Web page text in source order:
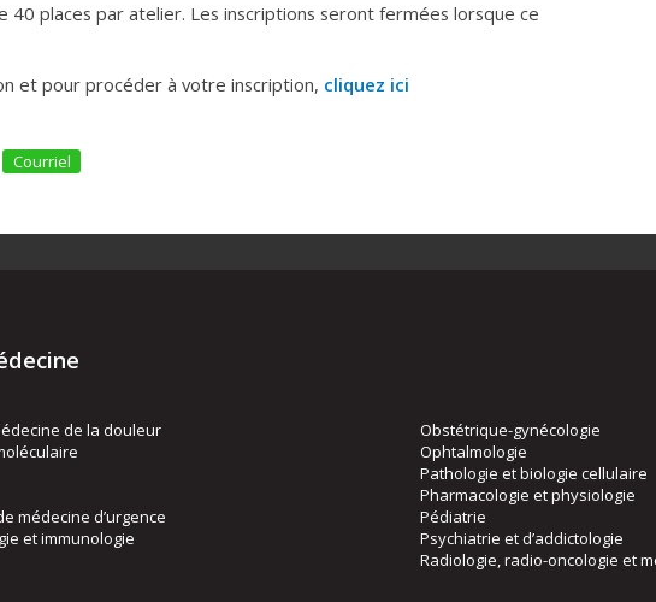
40 places par atelier. Les inscriptions seront fermées lorsque ce
et pour procéder à votre inscription, cliquez ici
Courriel
de la douleur
médecine d’urgence
et immunologie
Obstétrique-gynécologie
Ophtalmologie
Pathologie et biologie cellulaire
Pharmacologie et physiologie
Pédiatrie
Psychiatrie et d’addictologie
Radiologie, radio-oncologie et